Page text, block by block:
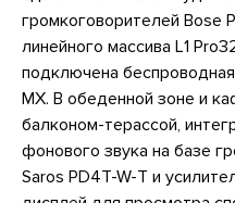
громкоговорителей Bose
линейного массива L1
подключена
MX. В обеденной зоне и
балконом-терассой,
фонового звука на базе
Saros PD4T-W-T и